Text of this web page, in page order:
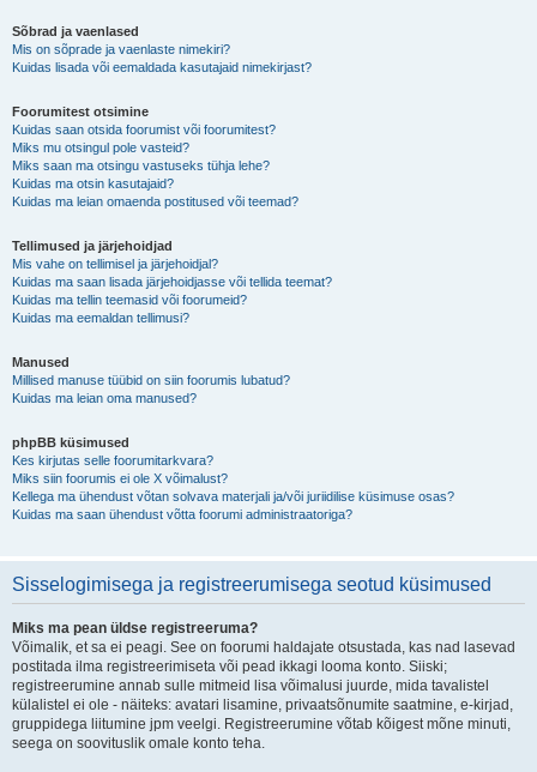
Sõbrad ja vaenlased
Mis on sõprade ja vaenlaste nimekiri?
Kuidas lisada või eemaldada kasutajaid nimekirjast?
Foorumitest otsimine
Kuidas saan otsida foorumist või foorumitest?
Miks mu otsingul pole vasteid?
Miks saan ma otsingu vastuseks tühja lehe?
Kuidas ma otsin kasutajaid?
Kuidas ma leian omaenda postitused või teemad?
Tellimused ja järjehoidjad
Mis vahe on tellimisel ja järjehoidjal?
Kuidas ma saan lisada järjehoidjasse või tellida teemat?
Kuidas ma tellin teemasid või foorumeid?
Kuidas ma eemaldan tellimusi?
Manused
Millised manuse tüübid on siin foorumis lubatud?
Kuidas ma leian oma manused?
phpBB küsimused
Kes kirjutas selle foorumitarkvara?
Miks siin foorumis ei ole X võimalust?
Kellega ma ühendust võtan solvava materjali ja/või juriidilise küsimuse osas?
Kuidas ma saan ühendust võtta foorumi administraatoriga?
Sisselogimisega ja registreerumisega seotud küsimused
Miks ma pean üldse registreeruma?
Võimalik, et sa ei peagi. See on foorumi haldajate otsustada, kas nad lasevad
postitada ilma registreerimiseta või pead ikkagi looma konto. Siiski;
registreerumine annab sulle mitmeid lisa võimalusi juurde, mida tavalistel
külalistel ei ole - näiteks: avatari lisamine, privaatsõnumite saatmine, e-kirjad,
gruppidega liitumine jpm veelgi. Registreerumine võtab kõigest mõne minuti,
seega on soovituslik omale konto teha.